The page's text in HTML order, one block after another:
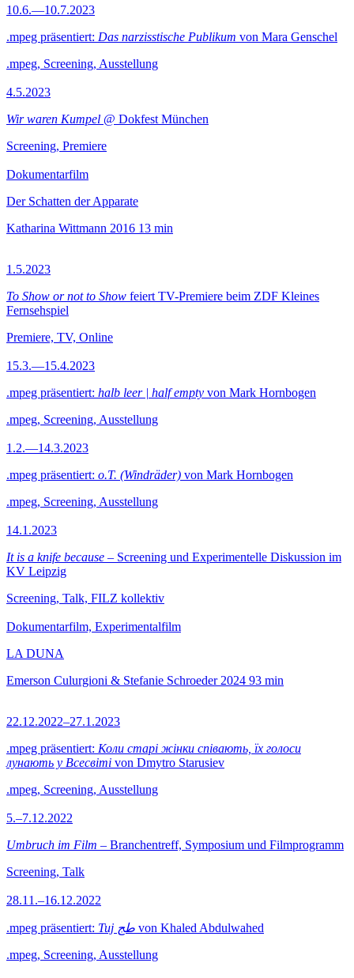
10.6.—10.7.2023
.mpeg präsentiert: Das narzisstische Publikum von Mara Genschel
.mpeg, Screening, Ausstellung
4.5.2023
Wir waren Kumpel @ Dokfest München
Screening, Premiere
Dokumentarfilm
Der Schatten der Apparate
Katharina Wittmann 2016 13 min
1.5.2023
To Show or not to Show feiert TV-Premiere beim ZDF Kleines
Fernsehspiel
Premiere, TV, Online
15.3.—15.4.2023
.mpeg präsentiert: halb leer | half empty von Mark Hornbogen
.mpeg, Screening, Ausstellung
1.2.—14.3.2023
.mpeg präsentiert: o.T. (Windräder) von Mark Hornbogen
.mpeg, Screening, Ausstellung
14.1.2023
It is a knife because – Screening und Experimentelle Diskussion im
KV Leipzig
Screening, Talk, FILZ kollektiv
Dokumentarfilm, Experimentalfilm
LA DUNA
Emerson Culurgioni & Stefanie Schroeder 2024 93 min
22.12.2022–27.1.2023
.mpeg präsentiert: Коли старі жінки співають, їх голоси
лунають у Всесвіті von Dmytro Starusiev
.mpeg, Screening, Ausstellung
5.–7.12.2022
Umbruch im Film – Branchentreff, Symposium und Filmprogramm
Screening, Talk
28.11.–16.12.2022
.mpeg präsentiert: Tuj طج von Khaled Abdulwahed
.mpeg, Screening, Ausstellung